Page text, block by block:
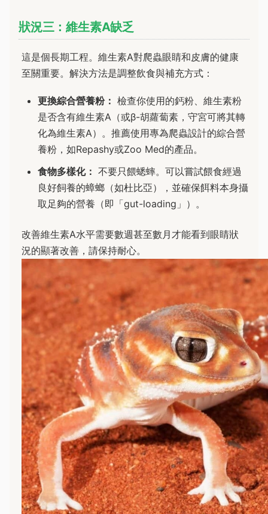
狀況三：維生素A缺乏
這是個長期工程。維生素A對爬蟲眼睛和皮膚的健康
至關重要。解決方法是調整飲食與補充方式：
更換綜合營養粉： 檢查你使用的鈣粉、維生素粉
是否含有維生素A（或β-胡蘿蔔素，守宮可將其轉
化為維生素A）。推薦使用專為爬蟲設計的綜合營
養粉，如Repashy或Zoo Med的產品。
食物多樣化： 不要只餵蟋蟀。可以嘗試餵食經過
良好飼養的蟑螂（如杜比亞），並確保餌料本身攝
取足夠的營養（即「gut-loading」）。
改善維生素A水平需要數週甚至數月才能看到眼睛狀
況的顯著改善，請保持耐心。